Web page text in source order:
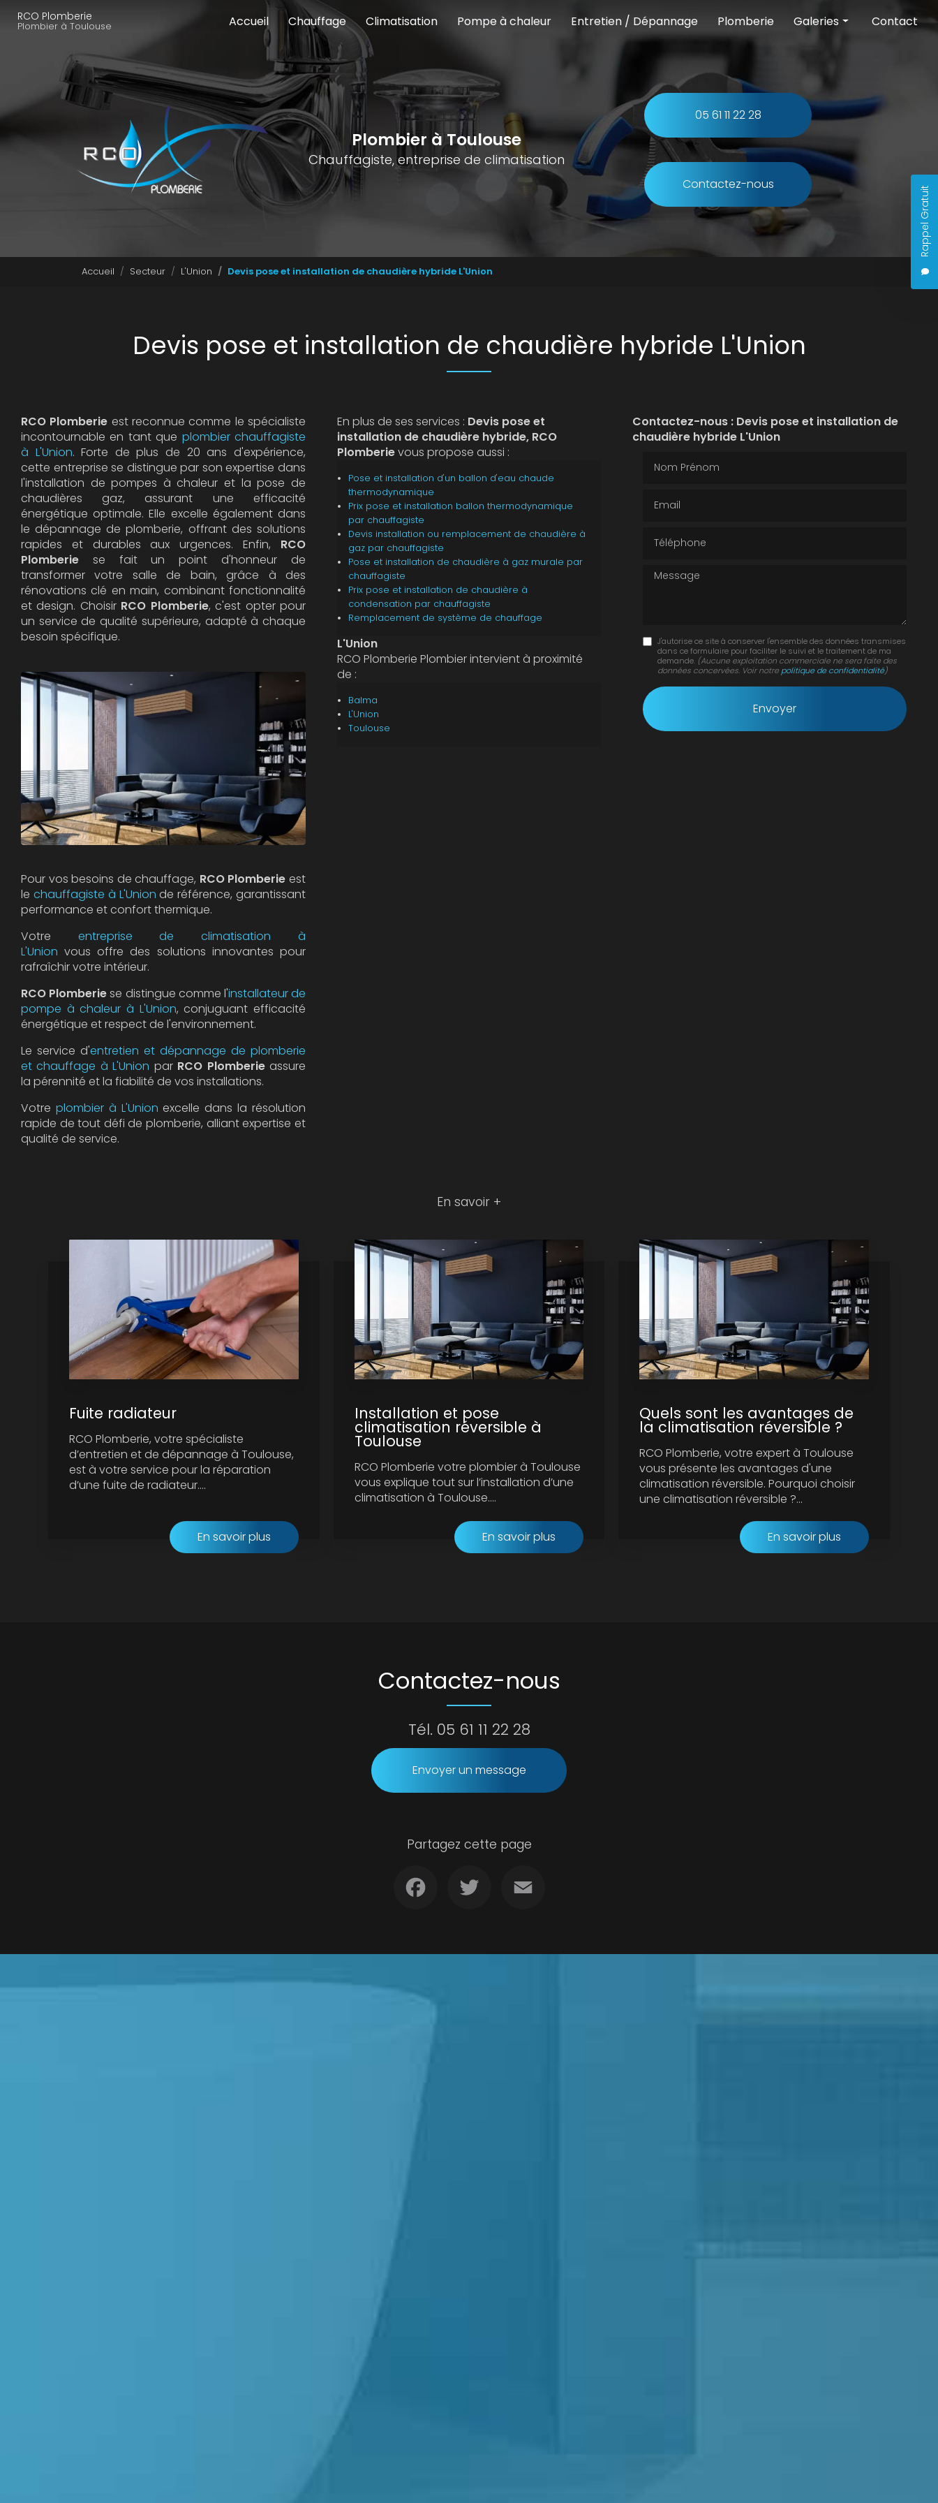
RCO Plomberie
Plombier à Toulouse
Rappel Gratuit
Accueil
Chauffage Climatisation Pompe à chaleur Entretien / Dépannage Plomberie Galeries
Pompe à chaleur
Entretien et dépannage
Plomberie
Contact
Plombier à Toulouse
Chauffagiste, entreprise de climatisation
05 61 11 22 28
Contactez-nous
Accueil Secteur L'Union Devis pose et installation de chaudière hybride L'Union
Devis pose et installation de chaudière hybride L'Union
RCO Plomberie est reconnue comme le spécialiste
incontournable en tant que plombier chauffagiste
à L'Union. Forte de plus de 20 ans d'expérience,
cette entreprise se distingue par son expertise dans
l'installation de pompes à chaleur et la pose de
chaudières gaz, assurant une efficacité
énergétique optimale. Elle excelle également dans
le dépannage de plomberie, offrant des solutions
rapides et durables aux urgences. Enfin, RCO
Plomberie se fait un point d'honneur de
transformer votre salle de bain, grâce à des
rénovations clé en main, combinant fonctionnalité
et design. Choisir RCO Plomberie, c'est opter pour
un service de qualité supérieure, adapté à chaque
besoin spécifique.
Pour vos besoins de chauffage, RCO Plomberie est
le chauffagiste à L'Union de référence, garantissant
performance et confort thermique.
Votre entreprise de climatisation à
L'Union vous offre des solutions innovantes pour
rafraîchir votre intérieur.
RCO Plomberiese distingue comme l'installateur de
pompe à chaleur à L'Union, conjuguant efficacité
énergétique et respect de l'environnement.
Le service d'entretien et dépannage de plomberie
et chauffage à L'Union par RCO Plomberieassure
la pérennité et la fiabilité de vos installations.
Votre plombier à L'Union excelle dans la résolution
rapide de tout défi de plomberie, alliant expertise et
qualité de service.
En plus de ses services : Devis pose et
installation de chaudière hybride, RCO
Plomberievous propose aussi :
Pose et installation d'un ballon d'eau chaude
thermodynamique
Prix pose et installation ballon thermodynamique
par chauffagiste
Devis installation ou remplacement de chaudière à
gaz par chauffagiste
Pose et installation de chaudière à gaz murale par
chauffagiste
Prix pose et installation de chaudière à
condensation par chauffagiste
Remplacement de système de chauffage
L'Union
RCO Plomberie Plombier intervient à proximité
de :
Balma
L'Union
Toulouse
Contactez-nous : Devis pose et installation de
chaudière hybride L'Union
Message
J'autorise ce site à conserver l'ensemble des données transmises
dans ce formulaire pour faciliter le suivi et le traitement de ma
demande. (Aucune exploitation commerciale ne sera faite des
données concervées. Voir notre politique de confidentialité)
En savoir +
Fuite radiateur
RCO Plomberie, votre spécialiste
d’entretien et de dépannage à Toulouse,
est à votre service pour la réparation
d’une fuite de radiateur....
En savoir plus
Installation et pose
climatisation réversible à
Toulouse
RCO Plomberie votre plombier à Toulouse
vous explique tout sur l’installation d’une
climatisation à Toulouse....
En savoir plus
Quels sont les avantages de
la climatisation réversible ?
RCO Plomberie, votre expert à Toulouse
vous présente les avantages d'une
climatisation réversible. Pourquoi choisir
une climatisation réversible ?...
En savoir plus
Contactez-nous
Tél. 05 61 11 22 28
Envoyer un message
Partagez cette page